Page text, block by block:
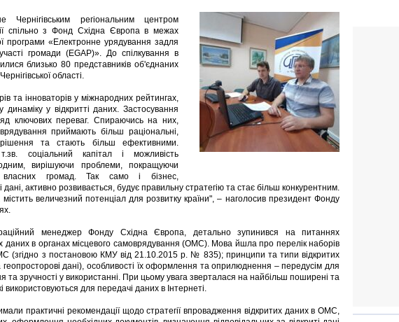
Чернігівським регіональним центром
спільно з Фонд Східна Європа в межах
програми «Електронне урядування задля
громади (EGAP)». До спілкування в
близько 80 представників об'єднаних
області.
та інноваторів у міжнародних рейтингах,
динаміку у відкритті даних. Застосування
ключових переваг. Спираючись на них,
приймають більш раціональні,
рішення та стають більш ефективними.
соціальний капітал і можливість
вирішуючи проблеми, покращуючи
громад. Так само і бізнес,
дані, активно розвивається, будує правильну стратегію та стає більш конкурентним.
величезний потенціал для розвитку країни", – наголосив президент Фонду
менеджер Фонду Східна Європа, детально зупинився на питаннях
даних в органах місцевого самоврядування (ОМС). Мова йшла про перелік наборів
(згідно з постановою КМУ від 21.10.2015 р. № 835); принципи та типи відкритих
геопросторові дані), особливості їх оформлення та оприлюднення – передусім для
та зручності у використанні. При цьому увага зверталася на найбільш поширені та
використовуються для передачі даних в Інтернеті.
практичні рекомендації щодо стратегії впровадження відкритих даних в ОМС,